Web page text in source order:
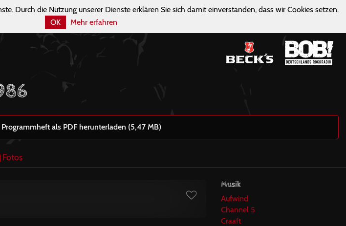
Durch die Nutzung unserer Dienste erklären Sie sich damit einverstanden, dass wir Cookies setzen.
OK
Mehr erfahren
Programmheft als PDF herunterladen (5,47 MB)
Fotos
Musik
Aufwind
Channel 5
Craaft